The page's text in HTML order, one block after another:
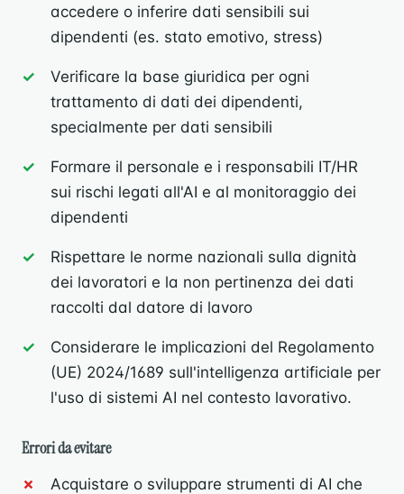
accedere o inferire dati sensibili sui
dipendenti (es. stato emotivo, stress)
Verificare la base giuridica per ogni
trattamento di dati dei dipendenti,
specialmente per dati sensibili
Formare il personale e i responsabili IT/HR
sui rischi legati all'AI e al monitoraggio dei
dipendenti
Rispettare le norme nazionali sulla dignità
dei lavoratori e la non pertinenza dei dati
raccolti dal datore di lavoro
Considerare le implicazioni del Regolamento
(UE) 2024/1689 sull'intelligenza artificiale per
l'uso di sistemi AI nel contesto lavorativo.
Errori da evitare
Acquistare o sviluppare strumenti di AI che